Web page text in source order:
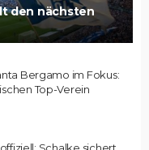
den nächsten
Bergamo im Fokus:
Top-Verein
Schalke sichert